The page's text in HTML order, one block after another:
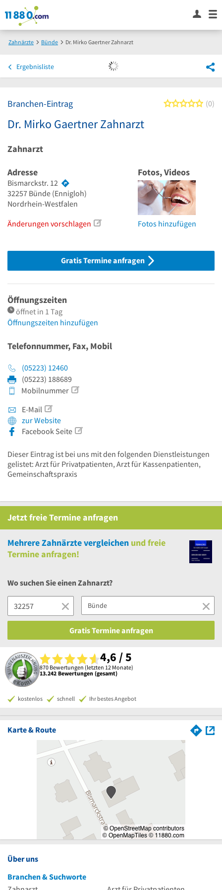
Zahnärzte Bünde Dr. Mirko Gaertner Zahnarzt
Ergebnisliste
Branchen-Eintrag 00
Dr. Mirko Gaertner Zahnarzt
Zahnarzt
Adresse
Bismarckstr. 12
32257 Bünde (Ennigloh)
Nordrhein-Westfalen
Änderungen vorschlagen
Fotos, Videos
Fotos hinzufügen
Gratis Termine anfragen
Öffnungszeiten
öffnet in 1 Tag
Öffnungszeiten hinzufügen
Telefonnummer, Fax, Mobil
(05223) 12460
(05223) 188689
Mobilnummer
E-Mail
zur Website
Facebook Seite
Dieser Eintrag ist bei uns mit den folgenden Dienstleistungen
gelistet: Arzt für Privatpatienten, Arzt für Kassenpatienten,
Gemeinschaftspraxis
JetztfreieTermine anfragen
MehrereZahnärzte vergleichen undfreie
Termine anfragen!
Wo suchen Sie einen Zahnarzt?
Gratis Termine anfragen
4,6 / 5
870 Bewertungen (letzten 12 Monate)
13.242 Bewertungen (gesamt)
kostenlos schnell Ihr bestes Angebot
Karte & Route
Über uns
Branchen & Suchworte